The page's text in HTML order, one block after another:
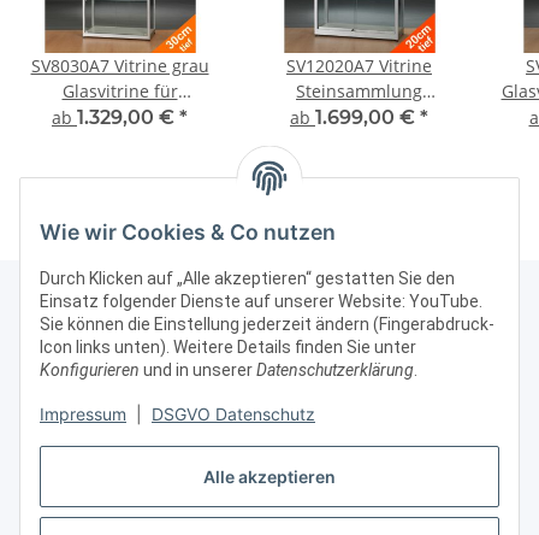
Alle akzeptieren
Wie wir Cookies & Co nutzen
Durch Klicken auf „Alle akzeptieren“ gestatten Sie den
Einsatz folgender Dienste auf unserer Website: YouTube.
Sie können die Einstellung jederzeit ändern (Fingerabdruck-
Icon links unten). Weitere Details finden Sie unter
Konfigurieren und in unsererDatenschutzerklärung.
Impressum DSGVO Datenschutz
SV8030A7 Vitrine grau
Glasvitrine für
Modellautos
ab 1.329,00 € *
SV12020A7 Vitrine
Steinsammlung
Modellautos und
Figuren abschließbar
ab 1.699,00 € *
Kontakt & Rechtliches
Weitere Informationen
Vertrag widerrufen